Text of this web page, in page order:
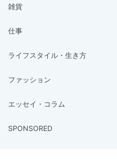
雑貨
仕事
ライフスタイル・生き方
ファッション
エッセイ・コラム
SPONSORED